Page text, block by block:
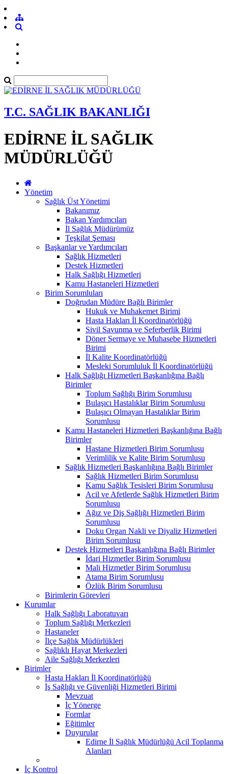
T.C. SAĞLIK BAKANLIĞI
EDİRNE İL SAĞLIK
MÜDÜRLÜĞÜ
Yönetim
Sağlık Üst Yönetimi
Bakanımız
Bakan Yardımcıları
İl Sağlık Müdürümüz
Teşkilat Şeması
Başkanlar ve Yardımcıları
Sağlık Hizmetleri
Destek Hizmetleri
Halk Sağlığı Hizmetleri
Kamu Hastaneleri Hizmetleri
Birim Sorumluları
Doğrudan Müdüre Bağlı Birimler
Hukuk ve Muhakemet Birimi
Hasta Hakları İl Koordinatörlüğü
Sivil Savunma ve Seferberlik Birimi
Döner Sermaye ve Muhasebe Hizmetleri
Birimi
İl Kalite Koordinatörlüğü
Mesleki Sorumluluk İl Koordinatörlüğü
Halk Sağlığı Hizmetleri Başkanlığına Bağlı
Birimler
Toplum Sağlığı Birim Sorumlusu
Bulaşıcı Hastalıklar Birim Sorumlusu
Bulaşıcı Olmayan Hastalıklar Birim
Sorumlusu
Kamu Hastaneleri Hizmetleri Başkanlığına Bağlı
Birimler
Hastane Hizmetleri Birim Sorumlusu
Verimlilik ve Kalite Birim Sorumlusu
Sağlık Hizmetleri Başkanlığına Bağlı Birimler
Sağlık Hizmetleri Birim Sorumlusu
Kamu Sağlık Tesisleri Birim Sorumlusu
Acil ve Afetlerde Sağlık Hizmetleri Birim
Sorumlusu
Ağız ve Diş Sağlığı Hizmetleri Birim
Sorumlusu
Doku Organ Nakli ve Diyaliz Hizmetleri
Birim Sorumlusu
Destek Hizmetleri Başkanlığına Bağlı Birimler
İdari Hizmetler Birim Sorumlusu
Mali Hizmetler Birim Sorumlusu
Atama Birim Sorumlusu
Özlük Birim Sorumlusu
Birimlerin Görevleri
Kurumlar
Halk Sağlığı Laboratuvarı
Toplum Sağlığı Merkezleri
Hastaneler
İlçe Sağlık Müdürlükleri
Sağlıklı Hayat Merkezleri
Aile Sağlığı Merkezleri
Birimler
Hasta Hakları İl Koordinatörlüğü
İş Sağlığı ve Güvenliği Hizmetleri Birimi
Mevzuat
İç Yönerge
Formlar
Eğitimler
Duyurular
Edirne İl Sağlık Müdürlüğü Acil Toplanma
Alanları
İç Kontrol